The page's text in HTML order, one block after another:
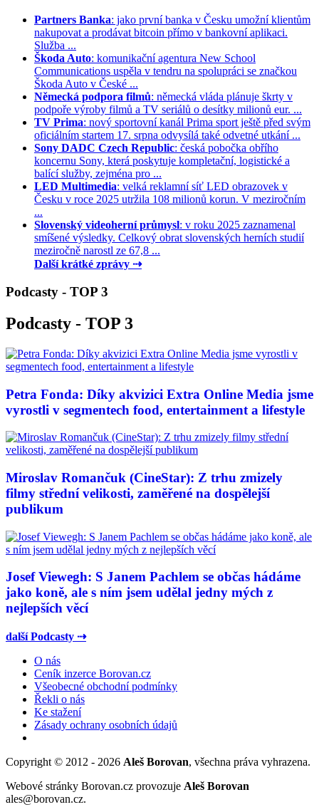
Partners Banka: jako první banka v Česku umožní klientům
nakupovat a prodávat bitcoin přímo v bankovní aplikaci.
Služba ...
Škoda Auto: komunikační agentura New School
Communications uspěla v tendru na spolupráci se značkou
Škoda Auto v České ...
Německá podpora filmů: německá vláda plánuje škrty v
podpoře výroby filmů a TV seriálů o desítky milionů eur. ...
TV Prima: nový sportovní kanál Prima sport ještě před svým
oficiálním startem 17. srpna odvysílá také odvetné utkání ...
Sony DADC Czech Republic: česká pobočka obřího
koncernu Sony, která poskytuje kompletační, logistické a
balící služby, zejména pro ...
LED Multimedia: velká reklamní síť LED obrazovek v
Česku v roce 2025 utržila 108 milionů korun. V meziročním
...
Slovenský videoherní průmysl: v roku 2025 zaznamenal
smíšené výsledky. Celkový obrat slovenských herních studií
meziročně narostl ze 67,8 ...
Další krátké zprávy ⇢
Podcasty - TOP 3
Podcasty - TOP 3
Petra Fonda: Díky akvizici Extra Online Media jsme
vyrostli v segmentech food, entertainment a lifestyle
Miroslav Romančuk (CineStar): Z trhu zmizely
filmy střední velikosti, zaměřené na dospělejší
publikum
Josef Viewegh: S Janem Pachlem se občas hádáme
jako koně, ale s ním jsem udělal jedny mých z
nejlepších věcí
další Podcasty ⇢
O nás
Ceník inzerce Borovan.cz
Všeobecné obchodní podmínky
Řekli o nás
Ke stažení
Zásady ochrany osobních údajů
Copyright © 2012 - 2026 Aleš Borovan, všechna práva vyhrazena.
Webové stránky Borovan.cz provozuje Aleš Borovan
ales@borovan.cz.